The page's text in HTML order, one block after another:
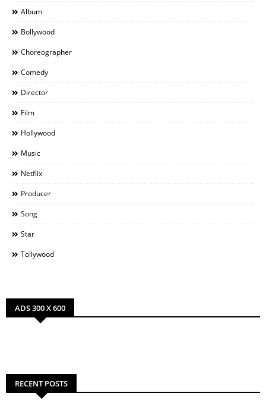
Album
Bollywood
Choreographer
Comedy
Director
Film
Hollywood
Music
Netflix
Producer
Song
Star
Tollywood
ADS 300 X 600
RECENT POSTS